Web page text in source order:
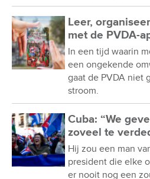
Leer,
met de PVDA-
In een tijd waarin
een ongekende
gaat de PVDA niet
stroom.
Cuba: “We
zoveel te
Hij zou een man
president die elke
er nooit nog een